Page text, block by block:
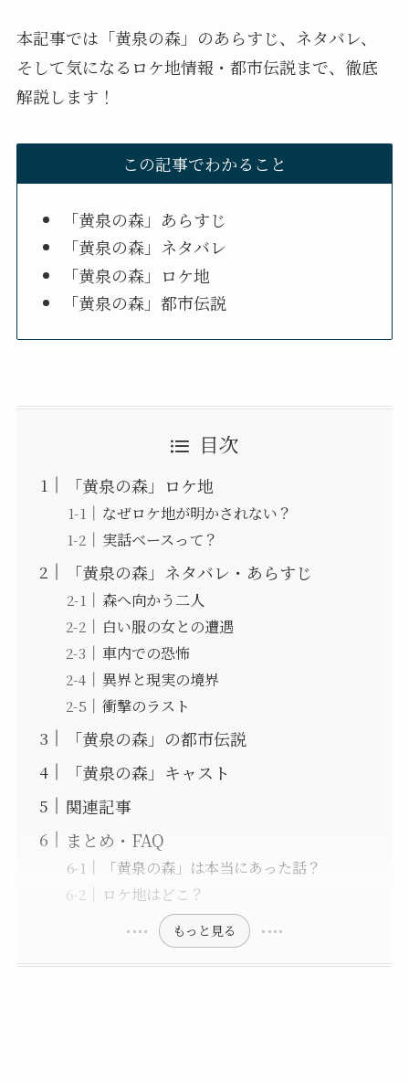
本記事では「黄泉の森」のあらすじ、ネタバレ、
そして気になるロケ地情報・都市伝説まで、徹底
解説します！
この記事でわかること
「黄泉の森」あらすじ
「黄泉の森」ネタバレ
「黄泉の森」ロケ地
「黄泉の森」都市伝説
目次
「黄泉の森」ロケ地
なぜロケ地が明かされない？
実話ベースって？
「黄泉の森」ネタバレ・あらすじ
森へ向かう二人
白い服の女との遭遇
車内での恐怖
異界と現実の境界
衝撃のラスト
「黄泉の森」の都市伝説
「黄泉の森」キャスト
関連記事
まとめ・FAQ
「黄泉の森」は本当にあった話？
ロケ地はどこ？
もっと見る